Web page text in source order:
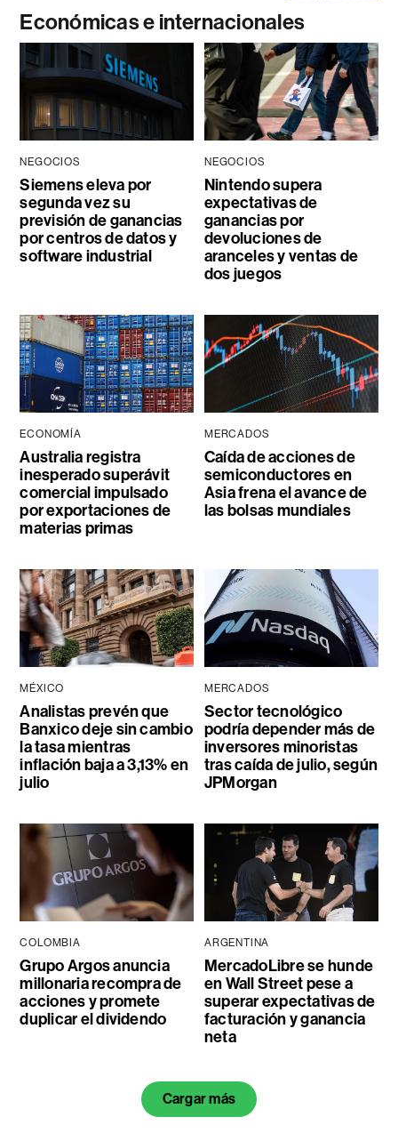
Económicas e internacionales
NEGOCIOS
Siemens eleva por
segunda vez su
previsión de ganancias
por centros de datos y
software industrial
NEGOCIOS
Nintendo supera
expectativas de
ganancias por
devoluciones de
aranceles y ventas de
dos juegos
ECONOMÍA
Australia registra
inesperado superávit
comercial impulsado
por exportaciones de
materias primas
MERCADOS
Caída de acciones de
semiconductores en
Asia frena el avance de
las bolsas mundiales
MÉXICO
Analistas prevén que
Banxico deje sin cambio
la tasa mientras
inflación baja a 3,13% en
julio
MERCADOS
Sector tecnológico
podría depender más de
inversores minoristas
tras caída de julio, según
JPMorgan
COLOMBIA
Grupo Argos anuncia
millonaria recompra de
acciones y promete
duplicar el dividendo
ARGENTINA
MercadoLibre se hunde
en Wall Street pese a
superar expectativas de
facturación y ganancia
neta
Cargar más